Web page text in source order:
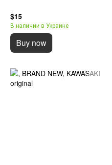
$15
В наличии в Украине
Buy now